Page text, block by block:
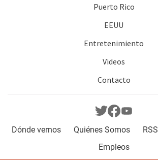
Puerto Rico
EEUU
Entretenimiento
Videos
Contacto
Dónde vernos Quiénes Somos RSS
Empleos